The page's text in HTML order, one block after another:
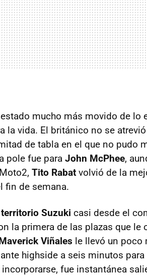
mucho más movido de lo
la vida. El británico no se
de tabla en el que no pudo
pole fue para John McPhee,
Tito Rabat volvió de la
fin de semana.
territorio Suzuki casi desde el
la primera de las plazas que le
Viñales le llevó un poco
highside a seis minutos
fue instantánea